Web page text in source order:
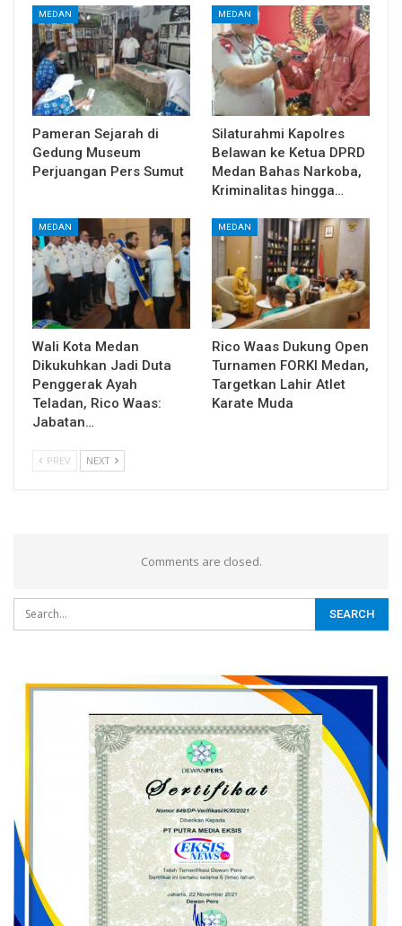
MEDAN
Pameran Sejarah di
Gedung Museum
Perjuangan Pers Sumut
MEDAN
Silaturahmi Kapolres
Belawan ke Ketua DPRD
Medan Bahas Narkoba,
Kriminalitas hingga…
MEDAN
Wali Kota Medan
Dikukuhkan Jadi Duta
Penggerak Ayah
Teladan, Rico Waas:
Jabatan…
MEDAN
Rico Waas Dukung Open
Turnamen FORKI Medan,
Targetkan Lahir Atlet
Karate Muda
PREV NEXT
Comments are closed.